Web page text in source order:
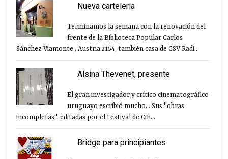
Nueva cartelería
Terminamos la semana con la renovación del
frente de la Biblioteca Popular Carlos
Sánchez Viamonte , Austria 2154, también casa de CSV Radi...
Alsina Thevenet, presente
El gran investigador y crítico cinematográfico
uruguayo escribió mucho... Sus "obras
incompletas", editadas por el Festival de Cin...
Bridge para principiantes